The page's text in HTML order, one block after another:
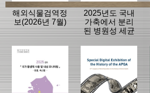
해외식물검역정
보(2026년 7월)
2025년도 국내
가축에서 분리
된 병원성 세균
모니터링 결과